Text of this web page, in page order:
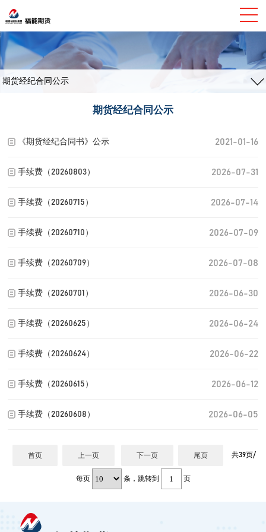
期货经纪合同公示
期货经纪合同公示
《期货经纪合同书》公示 2021-01-16
手续费（20260803） 2026-07-31
手续费（20260715） 2026-07-14
手续费（20260710） 2026-07-09
手续费（20260709） 2026-07-08
手续费（20260701） 2026-06-30
手续费（20260625） 2026-06-24
手续费（20260624） 2026-06-22
手续费（20260615） 2026-06-12
手续费（20260608） 2026-06-05
首页 上一页 下一页 尾页 共39页/
每页 条，跳转到 页